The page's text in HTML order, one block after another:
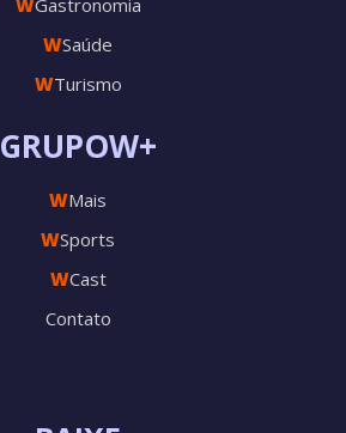
GRUPOW+
WMais
WSports
WCast
Contato
WSaúde
WTurismo